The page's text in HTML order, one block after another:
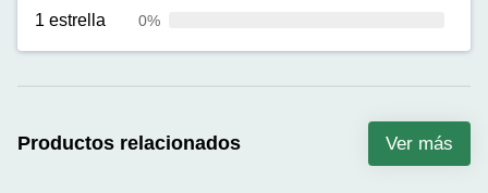
1 estrella 0%
Productos relacionados Ver más